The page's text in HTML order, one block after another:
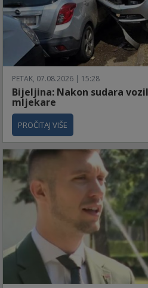
PETAK, 07.08.2026 | 15:28
Bijeljina: Nakon sudara
mljekare
PROČITAJ VIŠE